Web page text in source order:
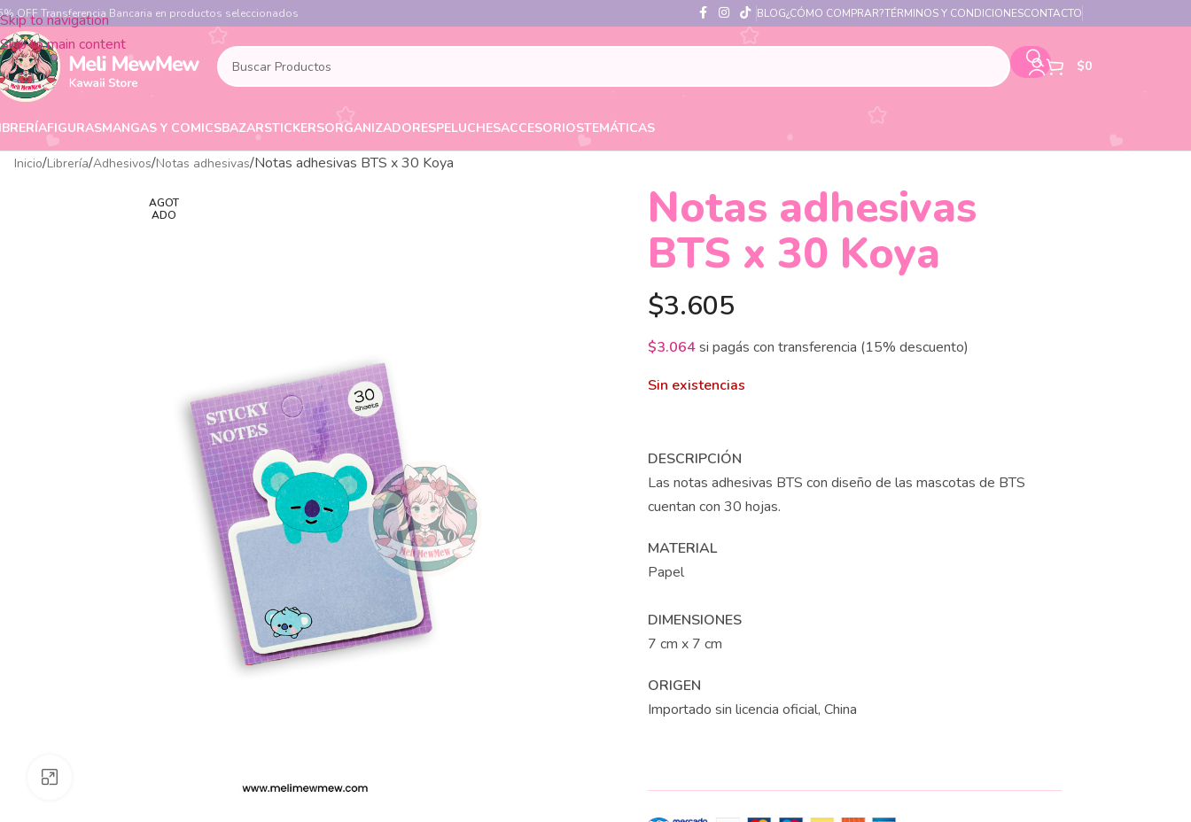
Skip to navigation
Skip to main content
OFF Transferencia Bancaria en productos seleccionados BLOG¿CÓMO COMPRAR?TÉRMINOS Y CONDICIONESCONTACTO
$0
FIGURASMANGAS Y COMICSBAZARSTICKERSORGANIZADORESPELUCHESACCESORIOSTEMÁTICAS
Inicio Librería Adhesivos Notas adhesivas Notas adhesivas BTS x 30 Koya
AGOT
ADO
Notas adhesivas
BTS x 30 Koya
$3.605
$3.064si pagás con transferencia (15% descuento)
Sin existencias
DESCRIPCIÓN
Las notas adhesivas BTS con diseño de las mascotas de BTS
cuentan con 30 hojas.
MATERIAL
Papel
DIMENSIONES
7 cm x 7 cm
ORIGEN
Importado sin licencia oficial, China